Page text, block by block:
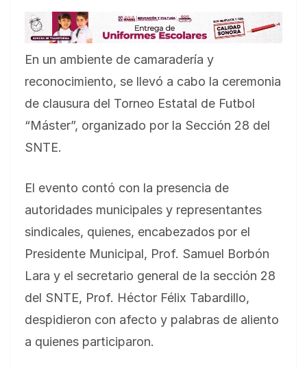
En un ambiente de camaradería y
reconocimiento, se llevó a cabo la ceremonia
de clausura del Torneo Estatal de Futbol
“Máster”, organizado por la Sección 28 del
SNTE.
El evento contó con la presencia de
autoridades municipales y representantes
sindicales, quienes, encabezados por el
Presidente Municipal, Prof. Samuel Borbón
Lara y el secretario general de la sección 28
del SNTE, Prof. Héctor Félix Tabardillo,
despidieron con afecto y palabras de aliento
a quienes participaron.